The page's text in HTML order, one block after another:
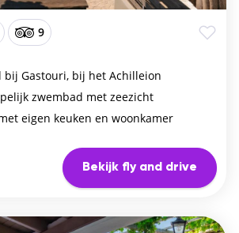
9
bij Gastouri, bij het Achilleion
zwembad met zeezicht
eigen keuken en woonkamer
Bekijk fly and drive